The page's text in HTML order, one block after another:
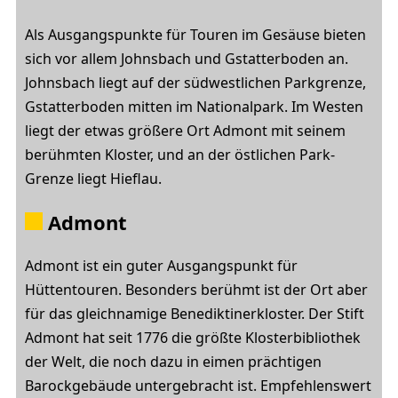
Als Ausgangspunkte für Touren im Gesäuse bieten
sich vor allem Johnsbach und Gstatterboden an.
Johnsbach liegt auf der südwestlichen Parkgrenze,
Gstatterboden mitten im Nationalpark. Im Westen
liegt der etwas größere Ort Admont mit seinem
berühmten Kloster, und an der östlichen Park-
Grenze liegt Hieflau.
Admont
Admont ist ein guter Ausgangspunkt für
Hüttentouren. Besonders berühmt ist der Ort aber
für das gleichnamige Benediktinerkloster. Der Stift
Admont hat seit 1776 die größte Klosterbibliothek
der Welt, die noch dazu in eimen prächtigen
Barockgebäude untergebracht ist. Empfehlenswert